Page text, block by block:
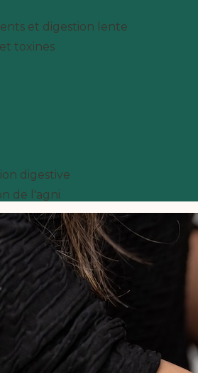
et digestion lente
toxines
digestive
de l'agni